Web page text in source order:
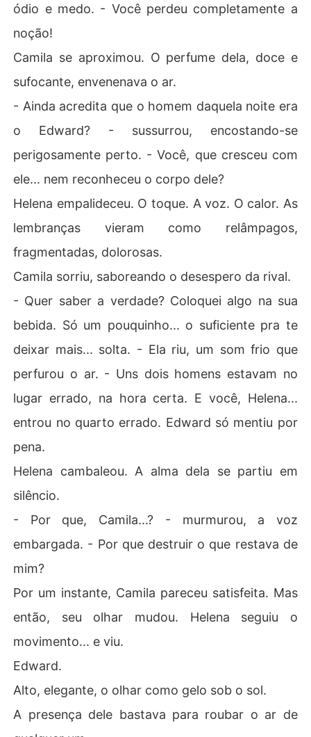
ódio e medo. - Você perdeu completamente a
noção!
Camila se aproximou. O perfume dela, doce e
sufocante, envenenava o ar.
- Ainda acredita que o homem daquela noite era
o Edward? - sussurrou, encostando-se
perigosamente perto. - Você, que cresceu com
ele... nem reconheceu o corpo dele?
Helena empalideceu. O toque. A voz. O calor. As
lembranças vieram como relâmpagos,
fragmentadas, dolorosas.
Camila sorriu, saboreando o desespero da rival.
- Quer saber a verdade? Coloquei algo na sua
bebida. Só um pouquinho... o suficiente pra te
deixar mais... solta. - Ela riu, um som frio que
perfurou o ar. - Uns dois homens estavam no
lugar errado, na hora certa. E você, Helena...
entrou no quarto errado. Edward só mentiu por
pena.
Helena cambaleou. A alma dela se partiu em
silêncio.
- Por que, Camila...? - murmurou, a voz
embargada. - Por que destruir o que restava de
mim?
Por um instante, Camila pareceu satisfeita. Mas
então, seu olhar mudou. Helena seguiu o
movimento... e viu.
Edward.
Alto, elegante, o olhar como gelo sob o sol.
A presença dele bastava para roubar o ar de